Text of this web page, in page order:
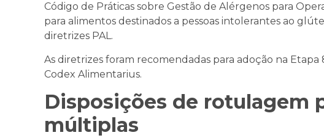
Código de Práticas sobre Gestão de Alérgenos para
para alimentos destinados a pessoas intolerantes ao
diretrizes PAL.
As diretrizes foram recomendadas para adoção na
Codex Alimentarius.
Disposições de rotulagem
múltiplas